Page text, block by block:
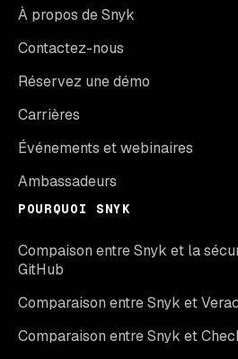
À propos de Snyk
Contactez-nous
Réservez une démo
Carrières
Événements et webinaires
Ambassadeurs
POURQUOI SNYK
Compaison entre Snyk et la
GitHub
Comparaison entre Snyk et
Comparaison entre Snyk et